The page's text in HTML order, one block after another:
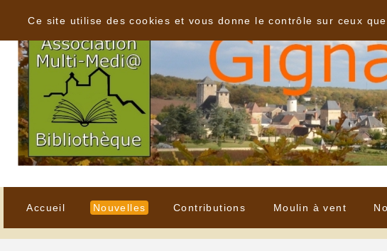
Accueil Nouvelles Contributions Moulin à vent
Ce site utilise des cookies et vous donne le contrôle sur ceux